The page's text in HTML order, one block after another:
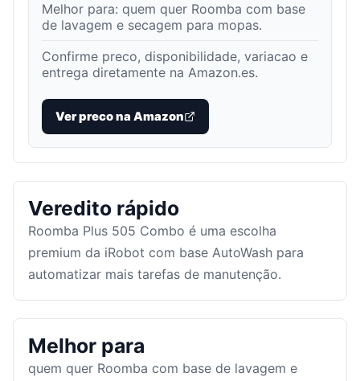
Melhor para: quem quer Roomba com base
de lavagem e secagem para mopas.
Confirme preco, disponibilidade, variacao e
entrega diretamente na Amazon.es.
Ver preco na Amazon
Veredito rápido
Roomba Plus 505 Combo é uma escolha
premium da iRobot com base AutoWash para
automatizar mais tarefas de manutenção.
Melhor para
quem quer Roomba com base de lavagem e